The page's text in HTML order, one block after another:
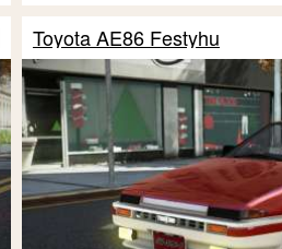
Toyota AE86 Festyhu